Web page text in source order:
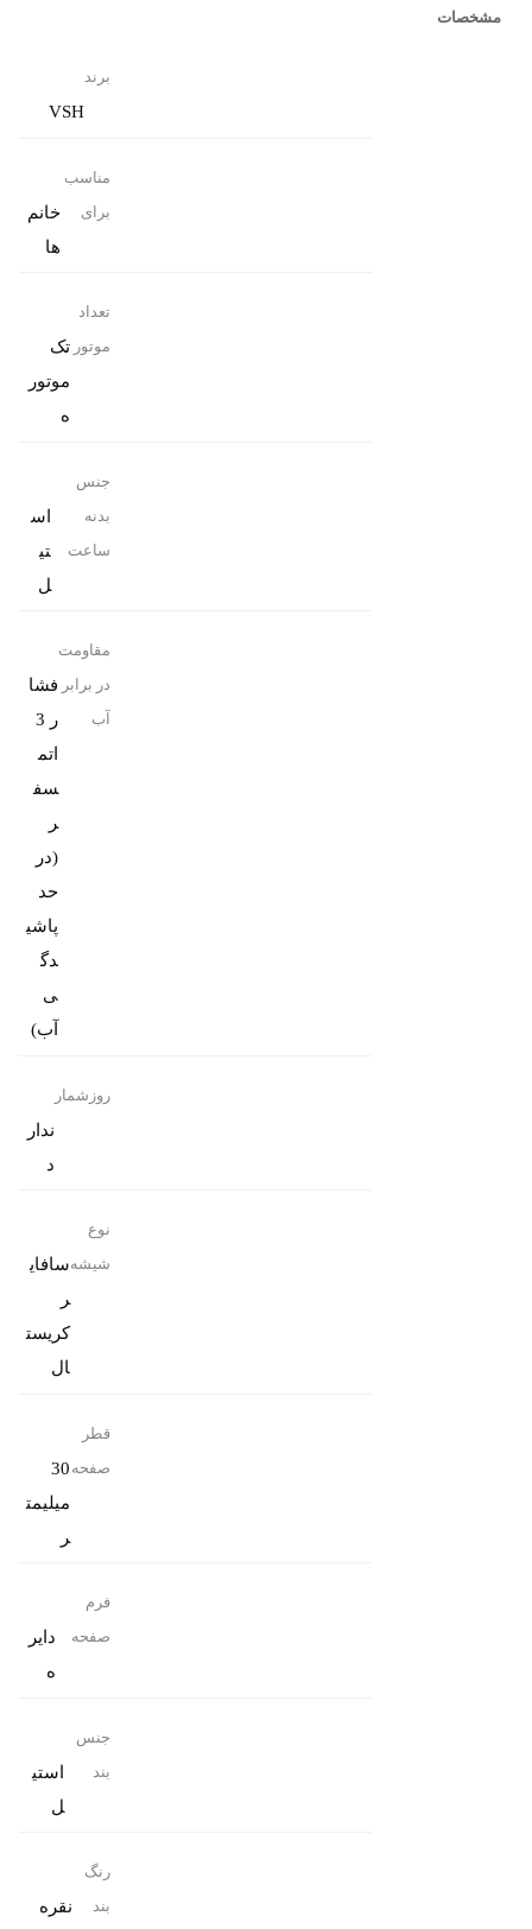
مشخصات
برند
VSH
مناسب
برای
خانم
ها
تعداد
موتور تک
موتور
ه
جنس
بدنه
ساعت
اس
تی
ل
مقاومت
در برابر
آب
فشا
ر 3
اتم
سف
ر
(در
حد
پاشی
دگ
ی
آب)
روزشمار
ندار
د
نوع
شیشهسافای
ر
کریست
ال
قطر
صفحه 30
میلیمت
ر
فرم
صفحه
دایر
ه
جنس
بند
استی
ل
رنگ
بند
نقره